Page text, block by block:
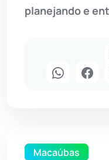
planejando e
Macaúbas